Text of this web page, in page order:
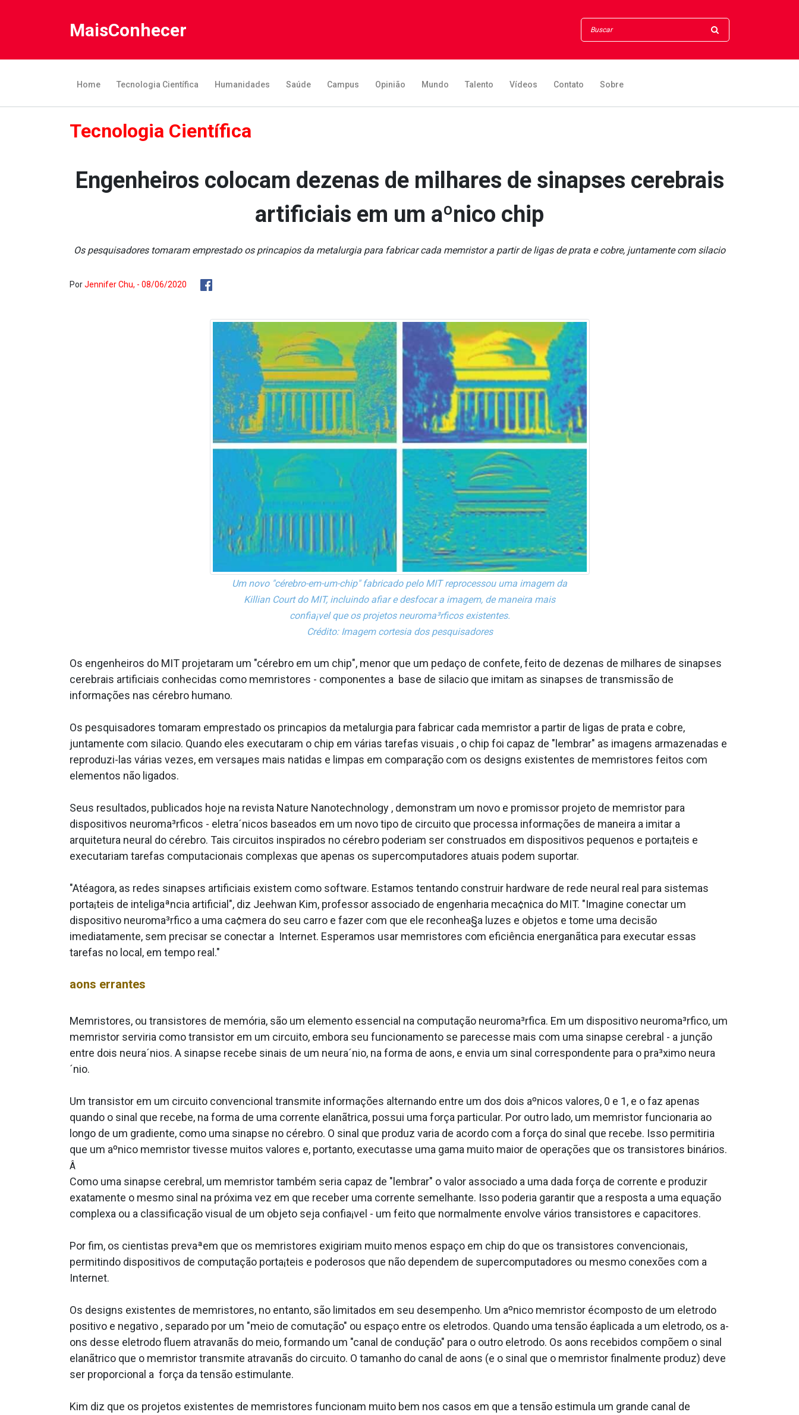
MaisConhecer
Home Tecnologia Científica Humanidades Saúde Campus Opinião Mundo Talento Vídeos Contato Sobre
Tecnologia Científica
Engenheiros colocam dezenas de milhares de sinapses cerebrais
artificiais em um aºnico chip
Os pesquisadores tomaram emprestado os princa­pios da metalurgia para fabricar cada memristor a partir de ligas de prata e cobre, juntamente com sila­cio
PorJennifer Chu, - 08/06/2020
Um novo "cérebro-em-um-chip" fabricado pelo MIT reprocessou uma imagem da
Killian Court do MIT, incluindo afiar e desfocar a imagem, de maneira mais
confia¡vel que os projetos neuroma³rficos existentes.
Crédito: Imagem cortesia dos pesquisadores
Os engenheiros do MIT projetaram um "cérebro em um chip", menor que um pedaço de confete, feito de dezenas de milhares de sinapses
cerebrais artificiais conhecidas como memristores - componentes a base de sila­cio que imitam as sinapses de transmissão de
informações nas cérebro humano.
Os pesquisadores tomaram emprestado os princa­pios da metalurgia para fabricar cada memristor a partir de ligas de prata e cobre,
juntamente com sila­cio. Quando eles executaram o chip em várias tarefas visuais , o chip foi capaz de "lembrar" as imagens armazenadas e
reproduzi-las várias vezes, em versaµes mais na­tidas e limpas em comparação com os designs existentes de memristores feitos com
elementos não ligados.
Seus resultados, publicados hoje na revista Nature Nanotechnology , demonstram um novo e promissor projeto de memristor para
dispositivos neuroma³rficos - eletra´nicos baseados em um novo tipo de circuito que processa informações de maneira a imitar a
arquitetura neural do cérebro. Tais circuitos inspirados no cérebro poderiam ser construa­dos em dispositivos pequenos e porta¡teis e
executariam tarefas computacionais complexas que apenas os supercomputadores atuais podem suportar.
"Atéagora, as redes sinapses artificiais existem como software. Estamos tentando construir hardware de rede neural real para sistemas
porta¡teis de inteligaªncia artificial", diz Jeehwan Kim, professor associado de engenharia meca¢nica do MIT. "Imagine conectar um
dispositivo neuroma³rfico a uma ca¢mera do seu carro e fazer com que ele reconhea§a luzes e objetos e tome uma decisão
imediatamente, sem precisar se conectar a Internet. Esperamos usar memristores com eficiência energanãtica para executar essas
tarefas no local, em tempo real."
aons errantes
Memristores, ou transistores de memória, são um elemento essencial na computação neuroma³rfica. Em um dispositivo neuroma³rfico, um
memristor serviria como transistor em um circuito, embora seu funcionamento se parecesse mais com uma sinapse cerebral - a junção
entre dois neura´nios. A sinapse recebe sinais de um neura´nio, na forma de a­ons, e envia um sinal correspondente para o pra³ximo neura
´nio.
Um transistor em um circuito convencional transmite informações alternando entre um dos dois aºnicos valores, 0 e 1, e o faz apenas
quando o sinal que recebe, na forma de uma corrente elanãtrica, possui uma força particular. Por outro lado, um memristor funcionaria ao
longo de um gradiente, como uma sinapse no cérebro. O sinal que produz varia de acordo com a força do sinal que recebe. Isso permitiria
que um aºnico memristor tivesse muitos valores e, portanto, executasse uma gama muito maior de operações que os transistores binários.
Â
Como uma sinapse cerebral, um memristor também seria capaz de "lembrar" o valor associado a uma dada força de corrente e produzir
exatamente o mesmo sinal na próxima vez em que receber uma corrente semelhante. Isso poderia garantir que a resposta a uma equação
complexa ou a classificação visual de um objeto seja confia¡vel - um feito que normalmente envolve vários transistores e capacitores.
Por fim, os cientistas prevaªem que os memristores exigiriam muito menos espaço em chip do que os transistores convencionais,
permitindo dispositivos de computação porta¡teis e poderosos que não dependem de supercomputadores ou mesmo conexões com a
Internet.
Os designs existentes de memristores, no entanto, são limitados em seu desempenho. Um aºnico memristor écomposto de um eletrodo
positivo e negativo , separado por um "meio de comutação" ou espaço entre os eletrodos. Quando uma tensão éaplicada a um eletrodo, os a­
ons desse eletrodo fluem atravanãs do meio, formando um "canal de condução" para o outro eletrodo. Os a­ons recebidos compõem o sinal
elanãtrico que o memristor transmite atravanãs do circuito. O tamanho do canal de a­ons (e o sinal que o memristor finalmente produz) deve
ser proporcional a força da tensão estimulante.
Kim diz que os projetos existentes de memristores funcionam muito bem nos casos em que a tensão estimula um grande canal de